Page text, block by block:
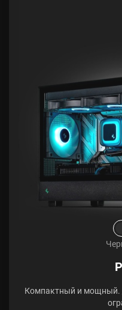
Компактный и мощный.